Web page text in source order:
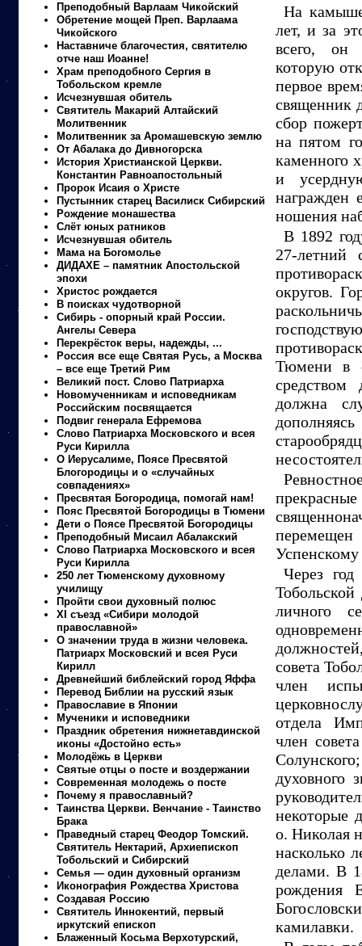
Преподобный Варлаам Чикойский
Обретение мощей Преп. Варлаама
Чикойского
Наставниче благочестия, святителю
отче наш Иоанне!
Храм преподобного Сергия в
Тобольском кремле
Исчезнувшая обитель
Святитель Макарий Алтайский
Молитвенник
Молитвенник за Аромашевскую землю
От Абалака до Дивногорска
История Христианской Церкви.
Константин Равноапостольный
Пророк Исаия о Христе
Пустынник старец Василиск Сибирский
Рождение монашества
Слёт юных ратников
Исчезнувшая обитель
Мама на Богомолье
ДИДАХЕ – памятник Апостольской
эпохи
Христос рождается
В поисках чудотворной
Сибирь - опорный край России.
Ангелы Севера
Перекрёсток веры, надежды, ...
Россия все еще Святая Русь, а Москва
– все еще Третий Рим
Великий пост. Слово Патриарха
Новомученникам и исповедникам
Российским посвящается
Подвиг генерала Ефремова
Слово Патриарха Московского и всея
Руси Кирилла
О Иерусалиме, Поясе Пресвятой
Блогородицы и о «случайных
совпадениях»
Пресвятая Богородица, помогай нам!
Пояс Пресвятой Богородицы в Тюмени
Дети о Поясе Пресвятой Богородицы
Преподобный Мисаил Абалакский
Слово Патриарха Московского и всея
Руси Кирилла
250 лет Тюменскому духовному
училищу
Пройти свои духовный полюс
XI съезд «Сибири молодой
православной»
О значении труда в жизни человека.
Патриарх Московский и всея Руси
Кирилл
Древнейший библейский город Яффа
Перевод Библии на русский язык
Православие в Японии
Мученики и исповедники
Праздник обретения нижнетавдинской
иконы «Достойно есть»
Молодёжь в Церкви
Святые отцы о посте и воздержании
Современная молодежь о посте
Почему я православный?
Таинства Церкви. Венчание - Таинство
Брака
Праведный старец Феодор Томский.
Святитель Нектарий, Архиепископ
Тобольский и Сибирский
Семья — один духовный организм
Иконография Рождества Христова
Создавая Россию
Святитель Иннокентий, первый
иркутский епископ
Блаженный Косьма Верхотурский,
На
лет, и за
всего, он
которую
первое
священник
сбор
на пятом
каменного
и
награжден
ношения
В 1892
27-летний
округов.
Тюмени в
средством
должна
Успенскому
Через
личного
совета
член
отдела
член
духовного
некоторые
о. Николая
насколько
делами. В
рождения
камилавки.